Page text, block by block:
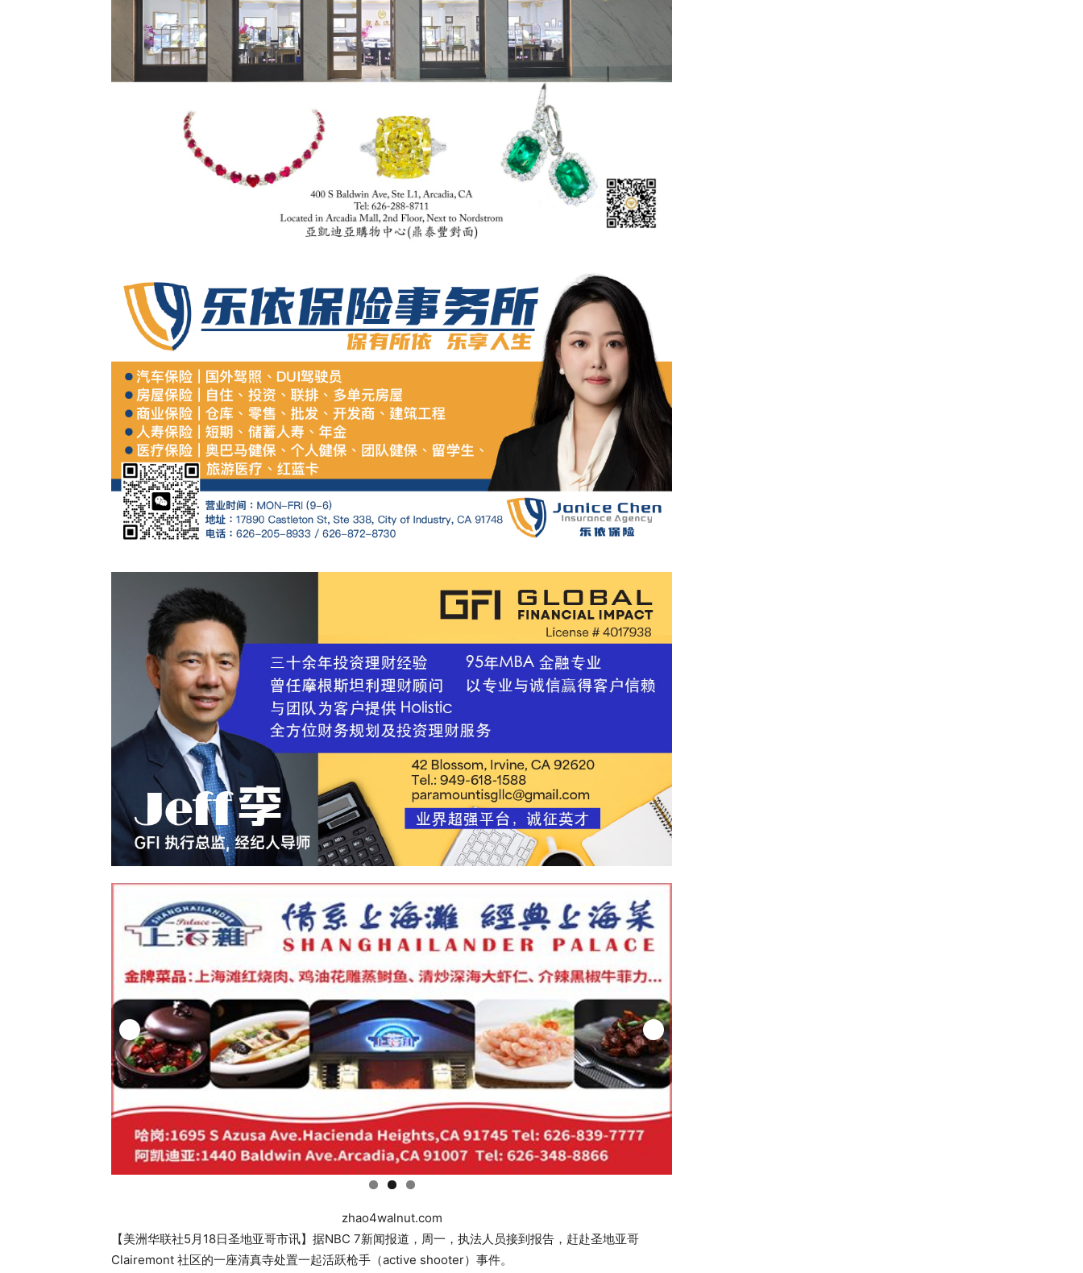
zhao4walnut.com
【美洲华联社5月18日圣地亚哥市讯】据NBC 7新闻报道，周一，执法人员接到报告，赶赴圣地亚哥
Clairemont 社区的一座清真寺处置一起活跃枪手（active shooter）事件。